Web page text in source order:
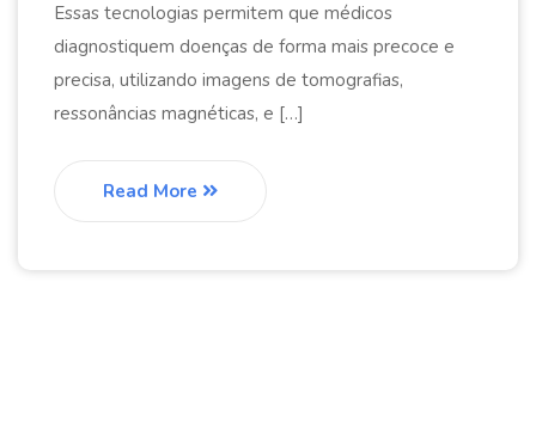
Essas tecnologias permitem que médicos
diagnostiquem doenças de forma mais precoce e
precisa, utilizando imagens de tomografias,
ressonâncias magnéticas, e […]
Read More